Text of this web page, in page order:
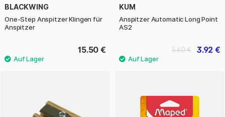
BLACKWING
One-Step Anspitzer Klingen für
Anspitzer
15.50 €
KUM
Anspitzer Automatic Long Point
AS2
3.92 €
5.60 €